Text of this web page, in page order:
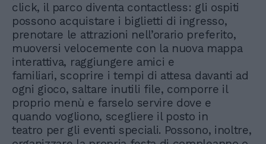
click, il parco diventa contactless: gli ospiti
possono acquistare i biglietti di ingresso,
prenotare le attrazioni nell’orario preferito,
muoversi velocemente con la nuova mappa
interattiva, raggiungere amici e
familiari, scoprire i tempi di attesa davanti ad
ogni gioco, saltare inutili file, comporre il
proprio menù e farselo servire dove e
quando vogliono, scegliere il posto in
teatro per gli eventi speciali. Possono, inoltre,